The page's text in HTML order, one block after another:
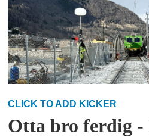
CLICK TO ADD KICKER
Otta bro ferdig -